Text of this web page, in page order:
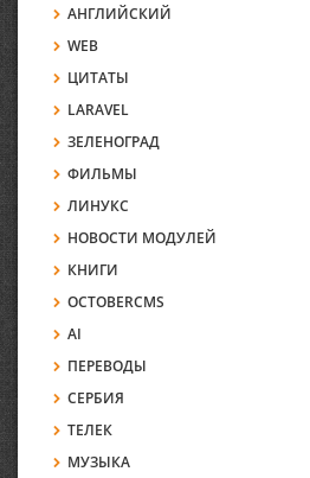
АНГЛИЙСКИЙ
WEB
ЦИТАТЫ
LARAVEL
ЗЕЛЕНОГРАД
ФИЛЬМЫ
ЛИНУКС
НОВОСТИ МОДУЛЕЙ
КНИГИ
OCTOBERCMS
AI
ПЕРЕВОДЫ
СЕРБИЯ
ТЕЛЕК
МУЗЫКА